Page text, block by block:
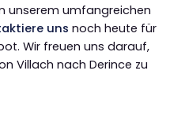
unserem umfangreichen
uns noch heute für
Wir freuen uns darauf,
Villach nach Derince zu